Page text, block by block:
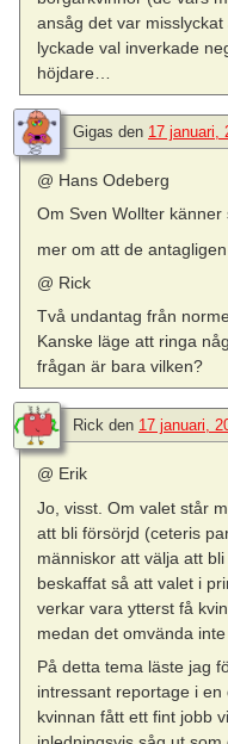
ansåg det var
lyckade val inverkade
höjdare…
Gigas den 17 januari,
@ Hans Odeberg
Om Sven Wollter
mer om att de antagligen
@ Rick
Två undantag från
Kanske läge att ringa
frågan är bara vilken?
Rick den 17 januari,
@ Erik
Jo, visst. Om valet står
att bli försörjd (ceteris
människor att välja att
beskaffat så att valet i
verkar vara ytterst få
medan det omvända
På detta tema läste jag
intressant reportage i
kvinnan fått ett fint jobb